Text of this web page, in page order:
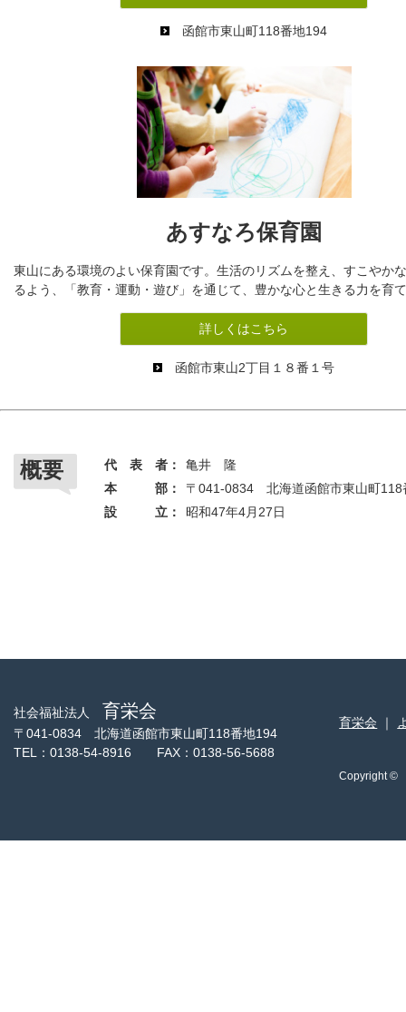
函館市東山町118番地194
あすなろ保育園
東山にある環境のよい保育園です。生活のリズムを整え、すこやか
るよう、「教育・運動・遊び」を通じて、豊かな心と生きる力を育
詳しくはこちら
函館市東山2丁目１８番１号
概要 代 表 者：
亀井 隆
本 部：
〒041-0834 北海道函館市東山町118
設 立：
昭和47年4月27日
社会福祉法人 育栄会
〒041-0834 北海道函館市東山町118番地194
TEL：0138-54-8916 FAX：0138-56-5688
育栄会 ｜
Copyright ©